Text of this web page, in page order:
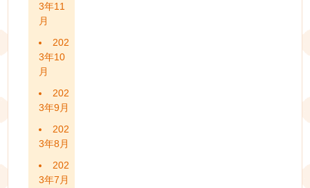
3年11
月
202
3年10
月
202
3年9月
202
3年8月
202
3年7月